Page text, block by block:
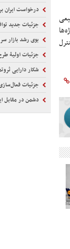
درخواست ایران
جزئیات جدید
بوی رشد بازار
جزئیات اولیۀ
شکار دارایی
جزئیات
دشمن در مقابل